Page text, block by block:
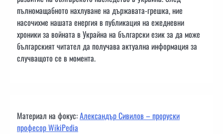
пълномащабното нахлуване на държавата-грешка, ние
насочихме нашата енергия в публикация на ежедневни
хроники за войната в Украйна на български език за да може
българският читател да получава актуална информация за
случващото се в момента.
Материал на фокус:Александър Сивилов – проруски
професор WikiPedia